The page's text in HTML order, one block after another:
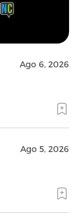
Ago 6, 2026
Ago 5, 2026